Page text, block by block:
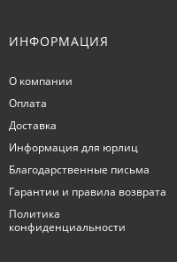
ИНФОРМАЦИЯ
О компании
Оплата
Доставка
Информация для юрлиц
Благодарственные письма
Гарантии и правила возврата
Политика
конфиденциальности